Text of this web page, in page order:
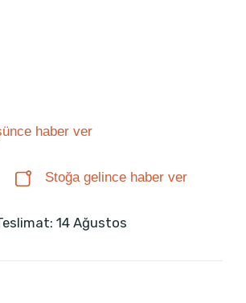
haber ver
Stoğa gelince haber ver
14 Ağustos